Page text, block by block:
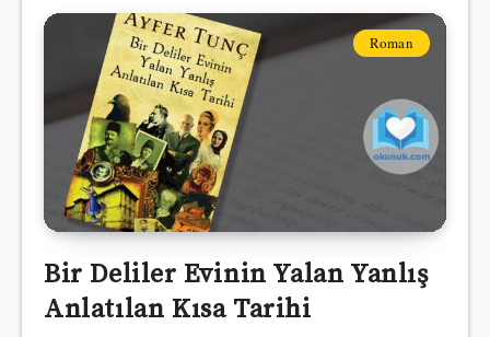
Roman
Bir Deliler Evinin Yalan Yanlış
Anlatılan Kısa Tarihi